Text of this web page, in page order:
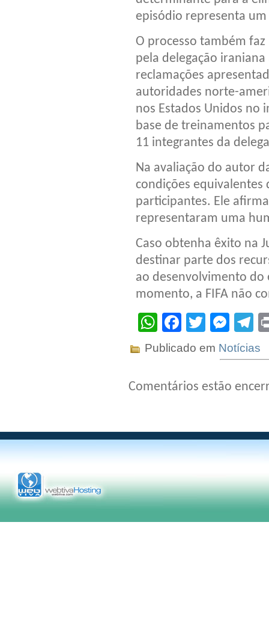
episódio representa
O processo também
pela delegação
reclamações
autoridades norte-
nos Estados Unidos no
base de treinamentos
11 integrantes da
Na avaliação do autor
condições equivalentes
participantes. Ele
representaram uma
Caso obtenha êxito na
destinar parte dos
ao desenvolvimento
momento, a FIFA não
WhatsApp
Facebook
Twitter
Publicado em Notícias
Comentários estão